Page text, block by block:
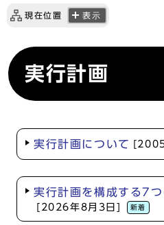
現在位置 表示
実行計画
実行計画について
実行計画を構成する7
[2026年8月3日] 新着